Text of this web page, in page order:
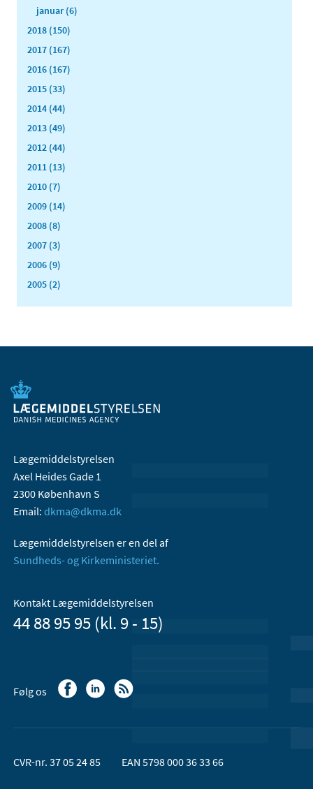
januar (6)
2018 (150)
2017 (167)
2016 (167)
2015 (33)
2014 (44)
2013 (49)
2012 (44)
2011 (13)
2010 (7)
2009 (14)
2008 (8)
2007 (3)
2006 (9)
2005 (2)
Lægemiddelstyrelsen
Axel Heides Gade 1
2300 København S
Email: dkma@dkma.dk
Lægemiddelstyrelsen er en del af
Sundheds- og Kirkeministeriet.
Kontakt Lægemiddelstyrelsen
44 88 95 95 (kl. 9 - 15)
Følg os
CVR-nr. 37 05 24 85 EAN 5798 000 36 33 66